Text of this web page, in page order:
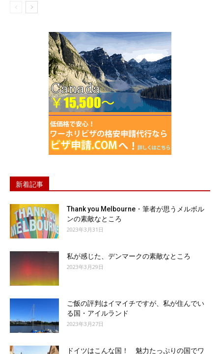
新着記事
Thank you Melbourne・筆者が思うメルボル
ンの素敵なところ
2023年3月31日
私が感じた、デンマークの素敵なところ
2023年3月29日
ご飯の評判はイマイチですが、私が住んでい
る国・アイルランド
2023年3月27日
ドイツはこんな国！ 魅力たっぷりの国でワ